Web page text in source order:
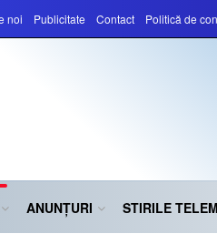
noi Publicitate Contact Politică de
ANUNȚURI STIRILE TELEM